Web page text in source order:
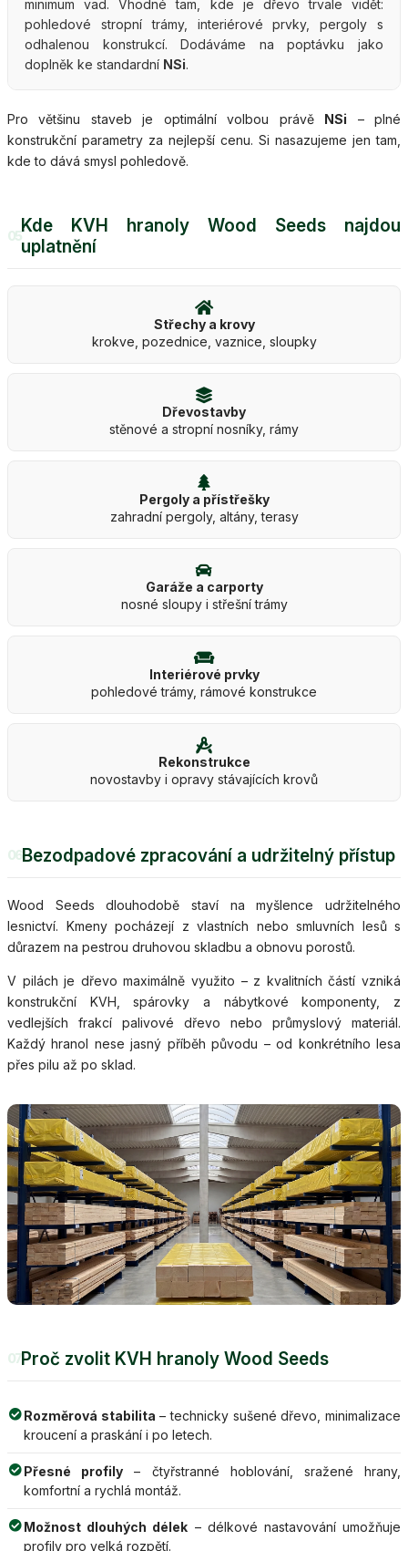
minimum vad. Vhodné tam, kde je dřevo trvale vidět:
pohledové stropní trámy, interiérové prvky, pergoly s
odhalenou konstrukcí. Dodáváme na poptávku jako
doplněk ke standardní NSi.
Pro většinu staveb je optimální volbou právě NSi – plné
konstrukční parametry za nejlepší cenu. Si nasazujeme jen tam,
kde to dává smysl pohledově.
05Kde KVH hranoly Wood Seeds najdou
uplatnění
Střechy a krovy
krokve, pozednice, vaznice, sloupky
Dřevostavby
stěnové a stropní nosníky, rámy
Pergoly a přístřešky
zahradní pergoly, altány, terasy
Garáže a carporty
nosné sloupy i střešní trámy
Interiérové prvky
pohledové trámy, rámové konstrukce
Rekonstrukce
novostavby i opravy stávajících krovů
06Bezodpadové zpracování a udržitelný přístup
Wood Seeds dlouhodobě staví na myšlence udržitelného
lesnictví. Kmeny pocházejí z vlastních nebo smluvních lesů s
důrazem na pestrou druhovou skladbu a obnovu porostů.
V pilách je dřevo maximálně využito – z kvalitních částí vzniká
konstrukční KVH, spárovky a nábytkové komponenty, z
vedlejších frakcí palivové dřevo nebo průmyslový materiál.
Každý hranol nese jasný příběh původu – od konkrétního lesa
přes pilu až po sklad.
07Proč zvolit KVH hranoly Wood Seeds
Rozměrová stabilita – technicky sušené dřevo, minimalizace
kroucení a praskání i po letech.
Přesné profily – čtyřstranné hoblování, sražené hrany,
komfortní a rychlá montáž.
Možnost dlouhých délek – délkové nastavování umožňuje
profily pro velká rozpětí.